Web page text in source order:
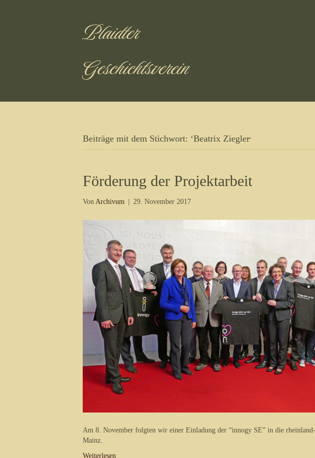
Plaidter
Geschichtsverein
Beiträge mit dem Stichwort: ‘Beatrix Ziegler̵
Förderung der Projektarbeit
Von Archivum 29. November 2017
Am 8. November folgten wir einer Einladung der “innogy SE” in die
Mainz.
Weiterlesen